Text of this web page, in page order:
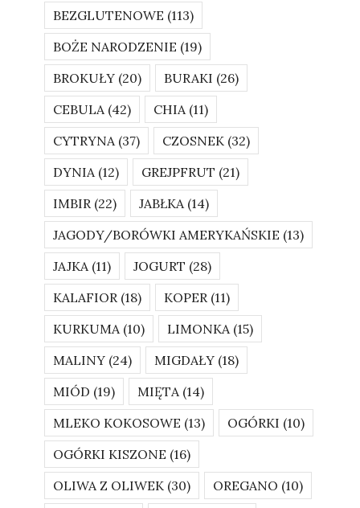
BEZGLUTENOWE (113)
BOŻE NARODZENIE (19)
BROKUŁY (20) BURAKI (26)
CEBULA(42) CHIA(11)
CYTRYNA(37) CZOSNEK (32)
DYNIA(12) GREJPFRUT (21)
IMBIR (22) JABŁKA(14)
JAGODY/BORÓWKI AMERYKAŃSKIE (13)
JAJKA(11) JOGURT (28)
KALAFIOR (18) KOPER (11)
KURKUMA(10) LIMONKA(15)
MALINY (24) MIGDAŁY (18)
MIÓD (19) MIĘTA(14)
MLEKO KOKOSOWE (13) OGÓRKI (10)
OGÓRKI KISZONE (16)
OLIWA Z OLIWEK (30) OREGANO (10)